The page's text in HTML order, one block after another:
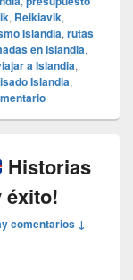
, Reikiavik,
Islandia, rutas
en Islandia,
a Islandia,
Islandia,
Historias
éxito!
comentarios ↓